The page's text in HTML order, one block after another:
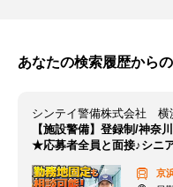
あなたの検索履歴から
【施設警備】登録制/神奈
★応募者全員と面接♪シニ
京